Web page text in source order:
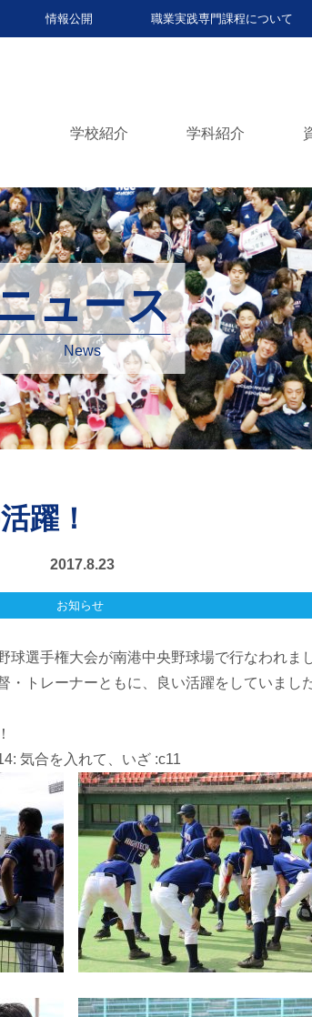
情報公開 職業実践専門課程について
学校紹介 学科紹介
ュース
News
躍！
2017.8.23
お知らせ
選手権大会が南港中央野球場で行なわれま
・トレーナーともに、良い活躍をしていまし
気合を入れて、いざ :c11